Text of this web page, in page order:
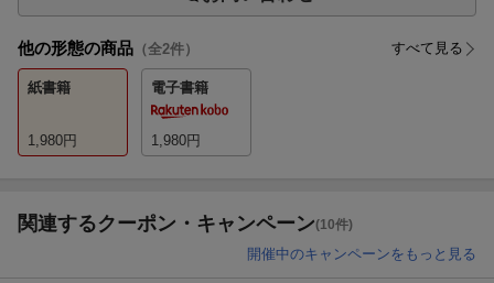
他の形態の商品 （全2件） すべて見る
紙書籍
1,980円
電子書籍
1,980円
関連するクーポン・キャンペーン(10件)
開催中のキャンペーンをもっと見る